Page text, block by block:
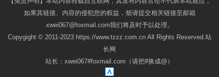
如果其链接、内容的侵犯您的权益，烦请提交相关链接至邮箱
xwei067@foxmail.com我们将及时予以处理。
Copygight © 2011-2023 https://www.tzzz.com.cn All Rights Reserved.站
长网
站长：xwei067#foxmail.com（请把#换成@）